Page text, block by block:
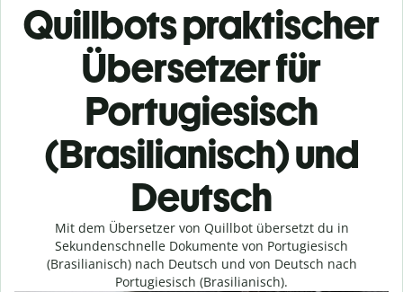
Quillbots praktischer
Übersetzer für
Portugiesisch
(Brasilianisch) und
Deutsch
Mit dem Übersetzer von Quillbot übersetzt du in
Sekundenschnelle Dokumente von Portugiesisch
(Brasilianisch) nach Deutsch und von Deutsch nach
Portugiesisch (Brasilianisch).